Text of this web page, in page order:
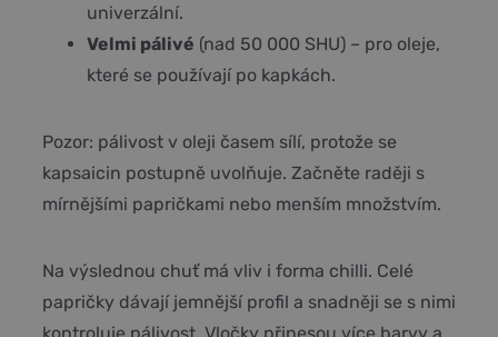
univerzální.
Velmi pálivé (nad 50 000 SHU) – pro oleje,
které se používají po kapkách.
Pozor: pálivost v oleji časem sílí, protože se
kapsaicin postupně uvolňuje. Začněte raději s
mírnějšími papričkami nebo menším množstvím.
Na výslednou chuť má vliv i forma chilli. Celé
papričky dávají jemnější profil a snadněji se s nimi
kontroluje pálivost. Vločky přinesou více barvy a